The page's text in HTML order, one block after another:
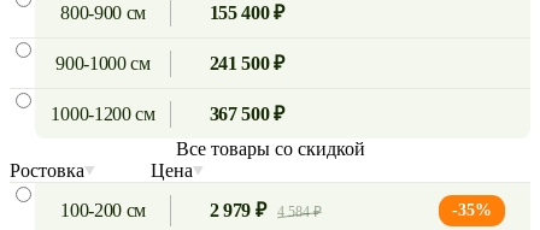
800-900 см 155 400 ₽
900-1000 см 241 500 ₽
1000-1200 см
367 500 ₽
Все товары со скидкой
Ростовка
Цена
100-200 см
2 979 ₽ 4 584 ₽ -35%